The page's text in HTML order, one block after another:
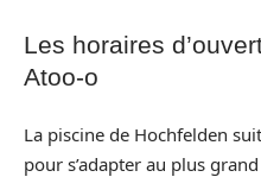
Les horaires
Atoo-o
La piscine de Hochfelden
pour s’adapter au plus